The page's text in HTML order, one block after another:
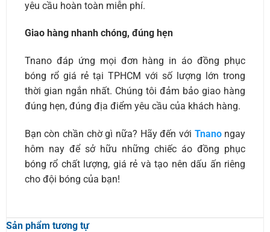
yêu cầu hoàn toàn miễn phí.
Giao hàng nhanh chóng, đúng hẹn
Tnano đáp ứng mọi đơn hàng in áo đồng phục
bóng rổ giá rẻ tại TPHCM với số lượng lớn trong
thời gian ngắn nhất. Chúng tôi đảm bảo giao hàng
đúng hẹn, đúng địa điểm yêu cầu của khách hàng.
Bạn còn chần chờ gì nữa? Hãy đến với Tnanongay
hôm nay để sở hữu những chiếc áo đồng phục
bóng rổ chất lượng, giá rẻ và tạo nên dấu ấn riêng
cho đội bóng của bạn!
Sản phẩm tương tự